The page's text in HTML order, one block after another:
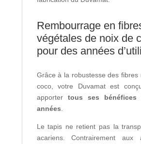
Rembourrage en
végétales de noix de
pour des années
Grâce à la robustesse des fibres
coco, votre Duvamat est
apporter tous ses bénéfices
années
Le tapis ne retient pas la
acariens. Contrairement aux